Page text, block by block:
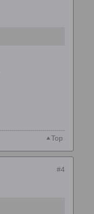
Top
#4